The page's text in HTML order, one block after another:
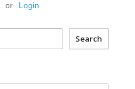
or Login
Search